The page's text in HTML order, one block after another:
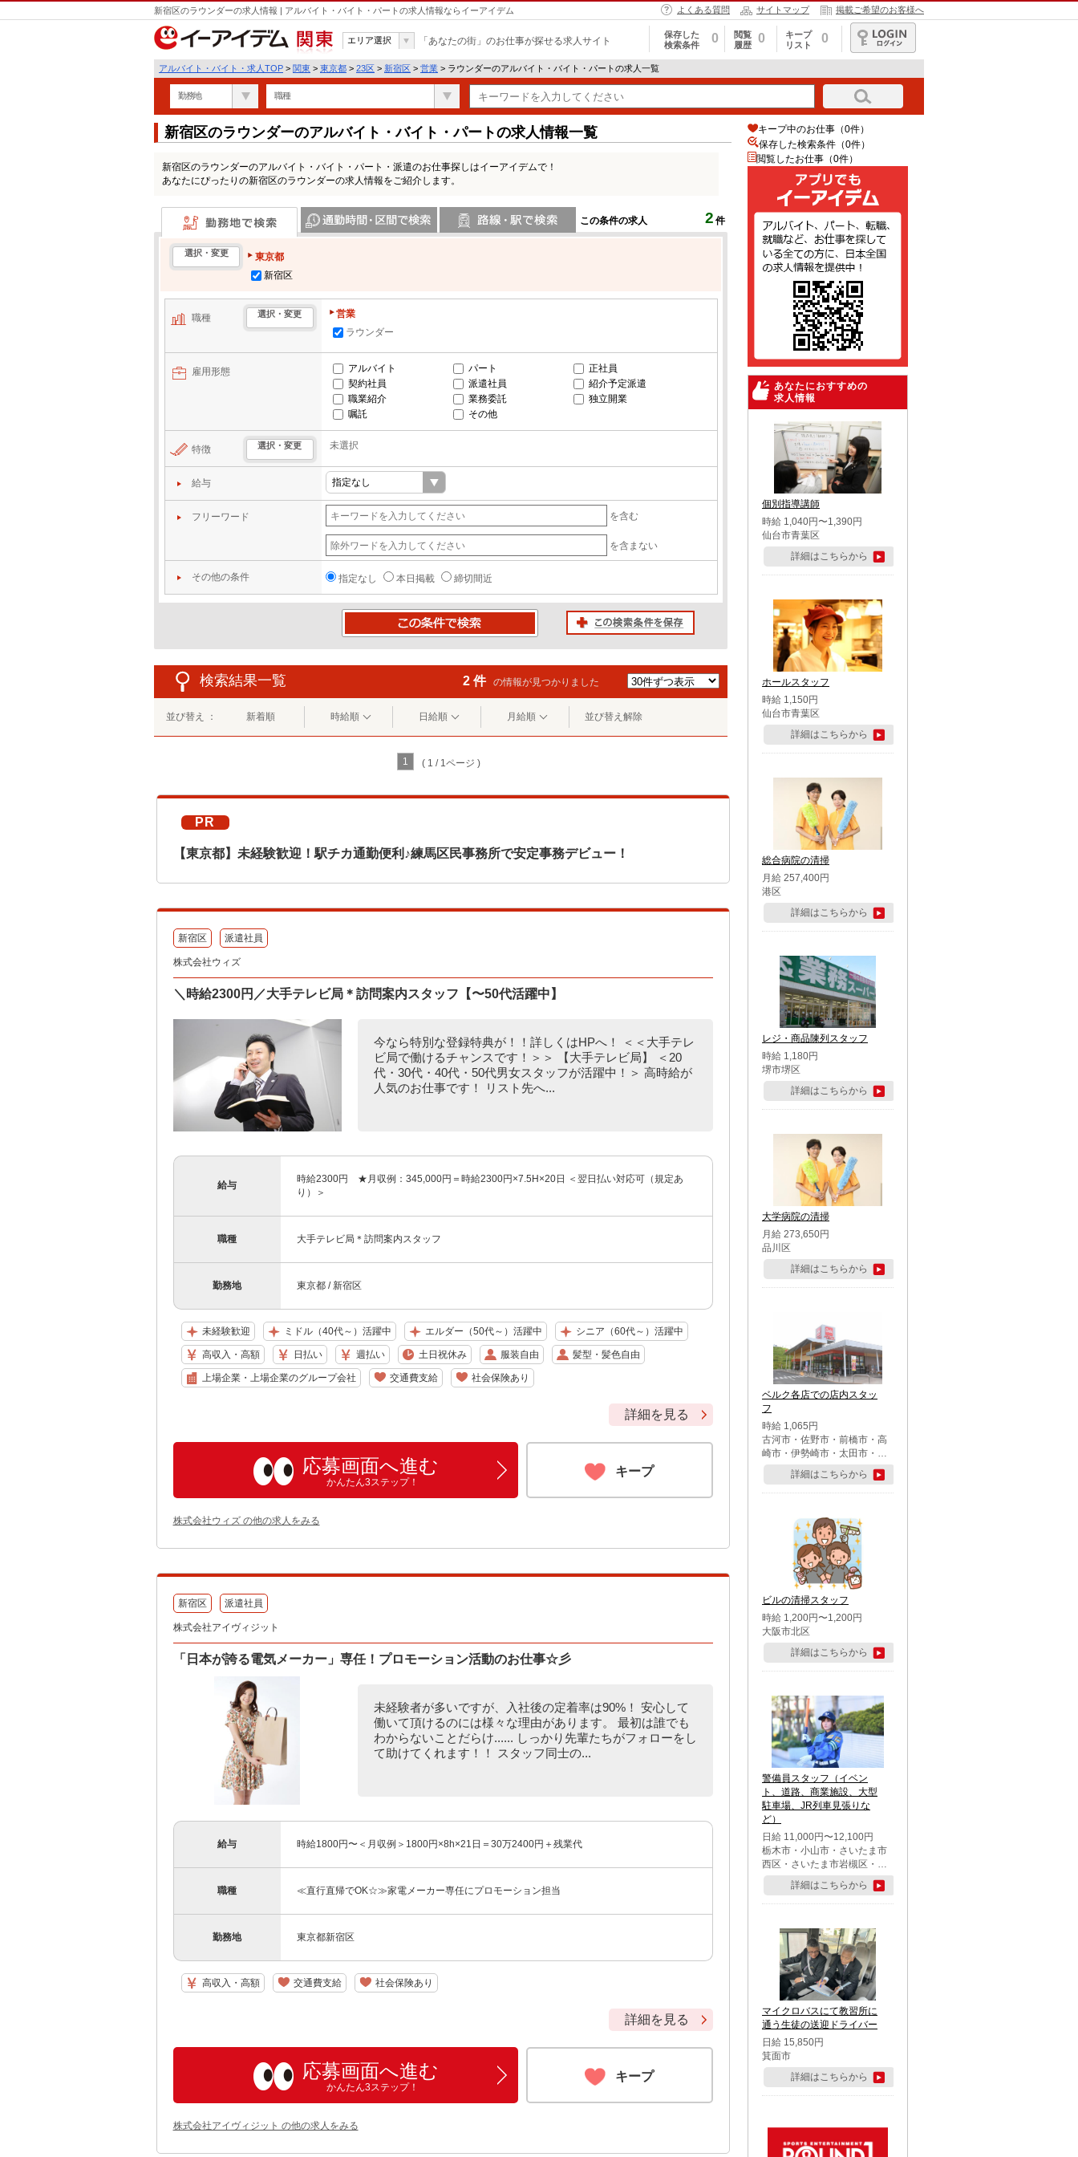
新宿区のラウンダーの求人情報 | アルバイト・バイト・パートの求人情報ならイーアイデム よくある質問 サイトマップ 掲載ご希望のお客様へ
関東
エリア選択 「あなたの街」のお仕事が探せる求人サイト
保存した
検索条件
0
閲覧
履歴
0
キープ
リスト
0
ログイン
アルバイト・バイト・求人TOP > 関東 > 東京都 > 23区 > 新宿区 > 営業 > ラウンダーのアルバイト・バイト・パートの求人一覧
勤務地 職種
新宿区のラウンダーのアルバイト・バイト・パートの求人情報一覧
新宿区のラウンダーのアルバイト・バイト・パート・派遣のお仕事探しはイーアイデムで！
あなたにぴったりの新宿区のラウンダーの求人情報をご紹介します。
この条件の求人 2 件
勤務地で検索
選択・変更
東京都
新宿区
職種 選択・変更
営業
ラウンダー
雇用形態 アルバイト パート
正社員
契約社員
派遣社員
紹介予定派遣
職業紹介
業務委託
独立開業
嘱託
その他
特徴 選択・変更 未選択
給与
フリーワード を含む
を含まない
その他の条件 指定なし 本日掲載 締切間近
検索結果一覧 2 件 の情報が見つかりました
並び替え ： 新着順 時給順 日給順 月給順 並び替え解除
1 ( 1 / 1ページ )
PR
【東京都】未経験歓迎！駅チカ通勤便利♪練馬区民事務所で安定事務デビュー！
新宿区 派遣社員
株式会社ウィズ
＼時給2300円／大手テレビ局＊訪問案内スタッフ【〜50代活躍中】
今なら特別な登録特典が！！詳しくはHPへ！ ＜＜大手テレ
ビ局で働けるチャンスです！＞＞ 【大手テレビ局】 ＜20
代・30代・40代・50代男女スタッフが活躍中！＞ 高時給が
人気のお仕事です！ リスト先へ...
給与
時給2300円 ★月収例：345,000円＝時給2300円×7.5H×20日 ＜翌日払い対応可（規定あ
り）＞
職種 大手テレビ局＊訪問案内スタッフ
勤務地 東京都 / 新宿区
未経験歓迎 ミドル（40代～）活躍中 エルダー（50代～）活躍中 シニア（60代～）活躍中
高収入・高額 日払い 週払い 土日祝休み 服装自由 髪型・髪色自由
上場企業・上場企業のグループ会社 交通費支給 社会保険あり
詳細を見る
応募画面へ進む
かんたん3ステップ！
キープ
株式会社ウィズ の他の求人をみる
新宿区 派遣社員
株式会社アイヴィジット
「日本が誇る電気メーカー」専任！プロモーション活動のお仕事☆彡
未経験者が多いですが、入社後の定着率は90%！ 安心して
働いて頂けるのには様々な理由があります。 最初は誰でも
わからないことだらけ...... しっかり先輩たちがフォローをし
て助けてくれます！！ スタッフ同士の...
給与 時給1800円〜＜月収例＞1800円×8h×21日＝30万2400円＋残業代
職種 ≪直行直帰でOK☆≫家電メーカー専任にプロモーション担当
勤務地 東京都新宿区
高収入・高額 交通費支給 社会保険あり
詳細を見る
応募画面へ進む
かんたん3ステップ！
キープ
株式会社アイヴィジット の他の求人をみる
キープ中のお仕事（0件）
保存した検索条件（0件）
閲覧したお仕事（0件）
あなたにおすすめの
求人情報
個別指導講師
時給 1,040円〜1,390円
仙台市青葉区
詳細はこちらから
ホールスタッフ
時給 1,150円
仙台市青葉区
詳細はこちらから
総合病院の清掃
月給 257,400円
港区
詳細はこちらから
レジ・商品陳列スタッフ
時給 1,180円
堺市堺区
詳細はこちらから
大学病院の清掃
月給 273,650円
品川区
詳細はこちらから
ベルク各店での店内スタッ
フ
時給 1,065円
古河市・佐野市・前橋市・高
崎市・伊勢崎市・太田市・館
林市・藤岡市・大泉町・さい
たま市北区・川越市・熊谷
市・行田市・秩父市・所沢
市・鶴ケ島市・千葉市中央
区・市川市・松戸市・習志野
市・柏市・流山市・八千代
市・足立区・江戸川区・八王
子市・町田市
詳細はこちらから
ビルの清掃スタッフ
時給 1,200円〜1,200円
大阪市北区
詳細はこちらから
警備員スタッフ（イベン
ト、道路、商業施設、大型
駐車場、JR列車見張りな
ど）
日給 11,000円〜12,100円
栃木市・小山市・さいたま市
西区・さいたま市岩槻区・久
喜市・蓮田市
詳細はこちらから
マイクロバスにて教習所に
通う生徒の送迎ドライバー
日給 15,850円
箕面市
詳細はこちらから